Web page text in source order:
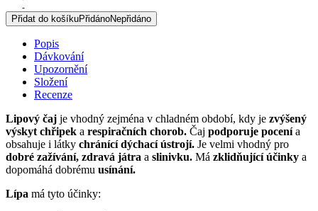
květ,
40
množství
-
Přidat do košíkuPřidánoNepřidáno
Popis
Dávkování
Upozornění
Složení
Recenze
Lipový čaj je vhodný zejména v chladném období, kdy je zvýšený
výskyt chřipek a respiračních chorob. Čaj podporuje pocenía
obsahuje i látky chránící dýchací ústrojí. Je velmi vhodný pro
dobré zažívání, zdravá játra a slinivku. Má zklidňující účinky a
dopomáhá dobrému usínání.
Lípa má tyto účinky: